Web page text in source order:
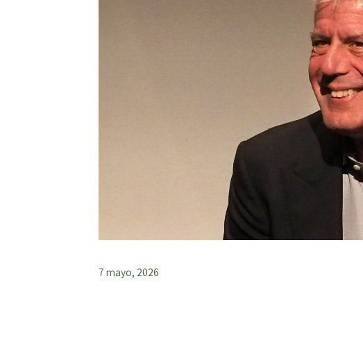
7 mayo, 2026